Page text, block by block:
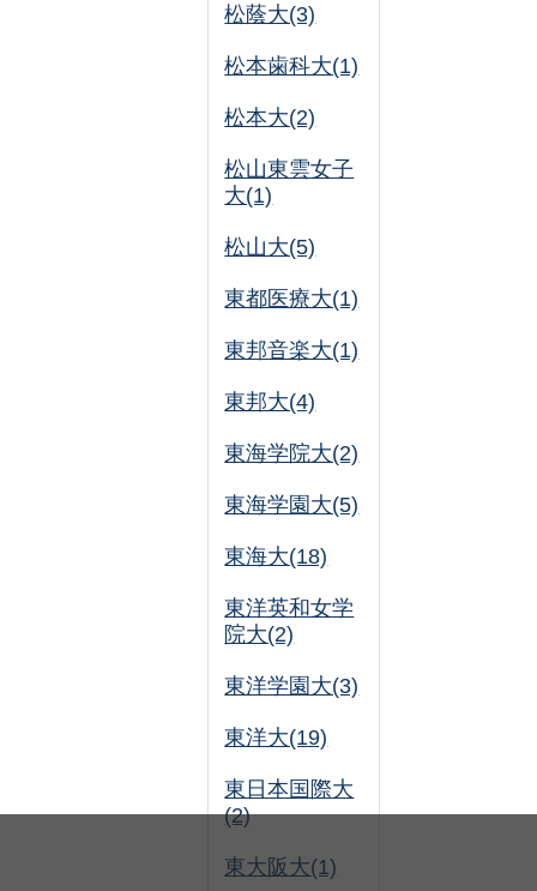
松蔭大(3)
松本歯科大(1)
松本大(2)
松山東雲女子
大(1)
松山大(5)
東都医療大(1)
東邦音楽大(1)
東邦大(4)
東海学院大(2)
東海学園大(5)
東海大(18)
東洋英和女学
院大(2)
東洋学園大(3)
東洋大(19)
東日本国際大
(2)
東大阪大(1)